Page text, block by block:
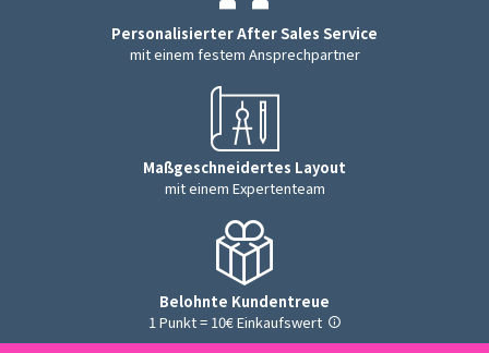
Personalisierter After Sales Service
mit einem festem Ansprechpartner
Maßgeschneidertes Layout
mit einem Expertenteam
Belohnte Kundentreue
1 Punkt = 10€ Einkaufswert